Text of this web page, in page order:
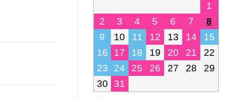
1
2
3 4 5 6 7
8
9
10 11 12 13 14
15
16
17 18 19 20 21
22
23
24 25 26 27 28
29
30
31